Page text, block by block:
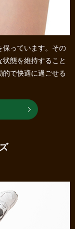
保っています。その
態を維持すること
的で快適に過ごせる